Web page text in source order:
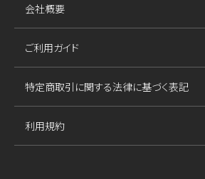
会社概要
ご利用ガイド
特定商取引に関する法律に基づく表記
利用規約